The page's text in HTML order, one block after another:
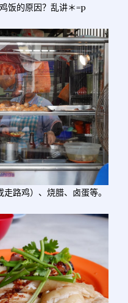
饭的原因？乱讲＊=p
路鸡）、烧腊、卤蛋等。